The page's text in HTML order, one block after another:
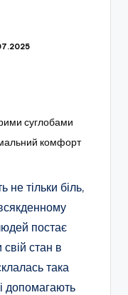
суглобами
комфорт
не тільки біль,
постає
стан в
така
допомагають